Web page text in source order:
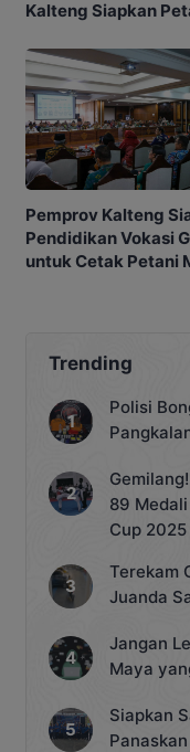
Kalteng Siapkan
Pemprov Kalteng
Pendidikan Vokasi
untuk Cetak Petani
Trending
Polisi
89
Cup 2025
Terekam
Juanda
Jangan
Maya
Siapkan